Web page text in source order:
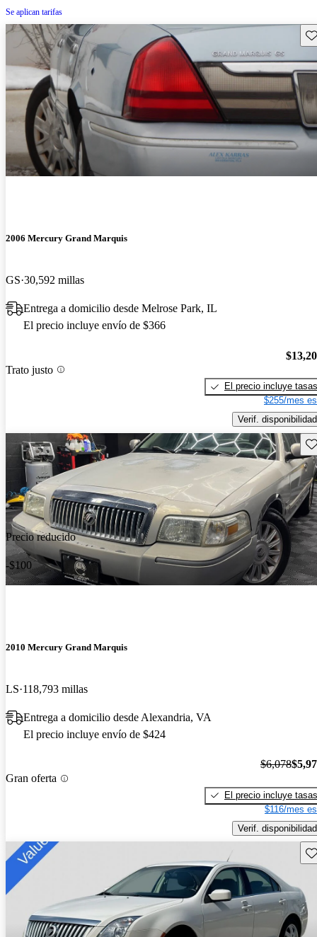
Se aplican tarifas
2006 Mercury Grand Marquis
GS 30,592 millas
Entrega a domicilio desde Melrose Park, IL
El precio incluye envío de $366
Trato justo
El precio incluye tasas
$255/mes
Verif. disponibilidad
Precio reducido
-$100
2010 Mercury Grand Marquis
LS 118,793 millas
Entrega a domicilio desde Alexandria, VA
El precio incluye envío de $424
Gran oferta
$6,078
El precio incluye tasas
$116/mes
Verif. disponibilidad